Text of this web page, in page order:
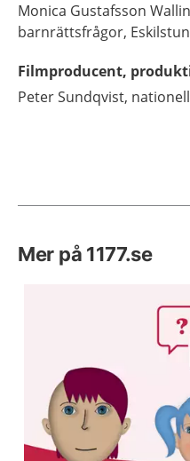
Monica Gustafsson
barnrättsfrågor,
Filmproducent,
Peter Sundqvist,
Mer på 1177.se